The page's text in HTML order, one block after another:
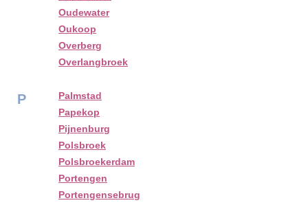
Oudewater
Oukoop
Overberg
Overlangbroek
P
Palmstad
Papekop
Pijnenburg
Polsbroek
Polsbroekerdam
Portengen
Portengensebrug